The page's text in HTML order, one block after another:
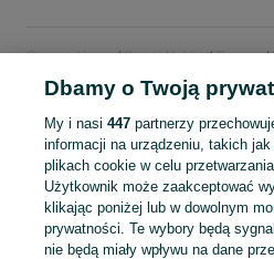
Strona główna Sport i Hobby Rowery
Łódzkie
Rowery miejskie - Radomsko
KATEGORIA
Mapa kategorii
Dbamy o Twoją
My i nasi 447partnerzy
informacji na urządzeniu, takich
plikach cookie w celu
Użytkownik może zaakceptować
klikając poniżej lub w dowolnym
prywatności. Te wybory będą
nie będą miały wpływu na dane